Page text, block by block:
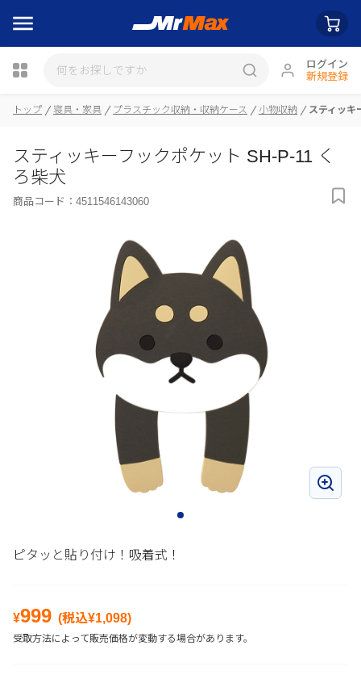
ログイン
新規登録
トップ 寝具・家具 プラスチック収納・収納ケース 小物収納 スティッキ
スティッキーフックポケット SH-P-11 く
ろ柴犬
商品コード： 4511546143060
ピタッと貼り付け！吸着式！
¥999 (税込¥1,098)
受取方法によって販売価格が変動する場合があります。